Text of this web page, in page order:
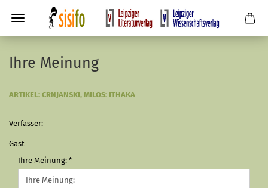
Ihre Meinung
ARTIKEL: CRNJANSKI, MILOS: ITHAKA
Verfasser:
Gast
Ihre Meinung: